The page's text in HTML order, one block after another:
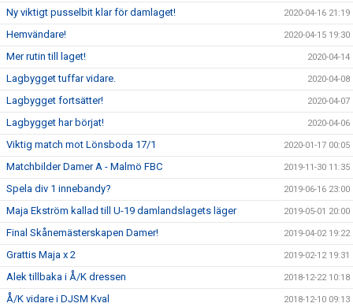
Ny viktigt pusselbit klar för damlaget! 2020-04-16 21:19
Hemvändare! 2020-04-15 19:30
Mer rutin till laget! 2020-04-14
Lagbygget tuffar vidare. 2020-04-08
Lagbygget fortsätter! 2020-04-07
Lagbygget har börjat! 2020-04-06
Viktig match mot Lönsboda 17/1 2020-01-17 00:05
Matchbilder Damer A - Malmö FBC 2019-11-30 11:35
Spela div 1 innebandy? 2019-06-16 23:00
Maja Ekström kallad till U-19 damlandslagets läger 2019-05-01 20:00
Final Skånemästerskapen Damer! 2019-04-02 19:22
Grattis Maja x 2 2019-02-12 19:31
Alek tillbaka i Å/K dressen 2018-12-22 10:18
Å/K vidare i DJSM Kval 2018-12-10 09:13